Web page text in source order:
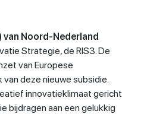
van Noord-Nederland
Strategie, de RIS3. De
van Europese
van deze nieuwe subsidie.
innovatieklimaat gericht
bijdragen aan een gelukkig